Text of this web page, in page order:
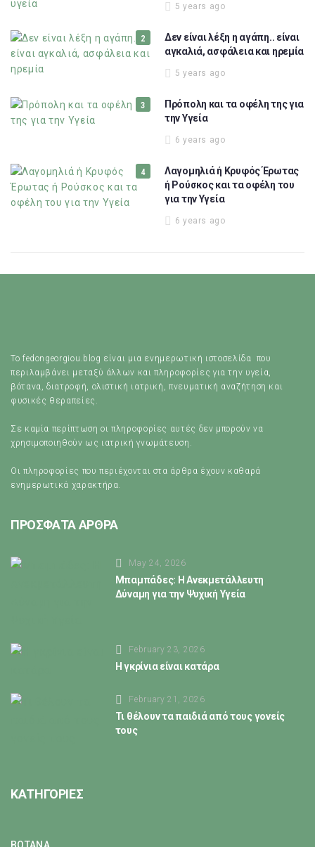
5 years ago
Δεν είναι λέξη η αγάπη.. είναι
αγκαλιά, ασφάλεια και ηρεμία
5 years ago
Πρόπολη και τα οφέλη της για
την Υγεία
6 years ago
Λαγομηλιά ή Κρυφός Έρωτας
ή Ρούσκος και τα οφέλη του
για την Υγεία
6 years ago
Το fedongeorgiou.blog είναι μια ενημερωτική ιστοσελίδα που
περιλαμβάνει μεταξύ άλλων και πληροφορίες για την υγεία,
βότανα, διατροφή, ολιστική ιατρική, πνευματική αναζήτηση και
φυσικές θεραπείες.
Σε καμία περίπτωση οι πληροφορίες αυτές δεν μπορούν να
χρησιμοποιηθούν ως ιατρική γνωμάτευση.
Οι πληροφορίες που περιέχονται στα άρθρα έχουν καθαρά
ενημερωτικά χαρακτήρα.
ΠΡΟΣΦΑΤΑ ΑΡΘΡΑ
May 24, 2026
Μπαμπάδες: Η Ανεκμετάλλευτη
Δύναμη για την Ψυχική Υγεία
February 23, 2026
Η γκρίνια είναι κατάρα
February 21, 2026
Τι θέλουν τα παιδιά από τους γονείς
τους
ΚΑΤΗΓΟΡΙΕΣ